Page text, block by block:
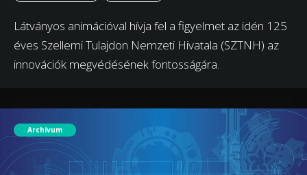
Látványos animációval hívja fel a figyelmet az idén 125
éves Szellemi Tulajdon Nemzeti Hivatala (SZTNH) az
innovációk megvédésének fontosságára.
Archívum